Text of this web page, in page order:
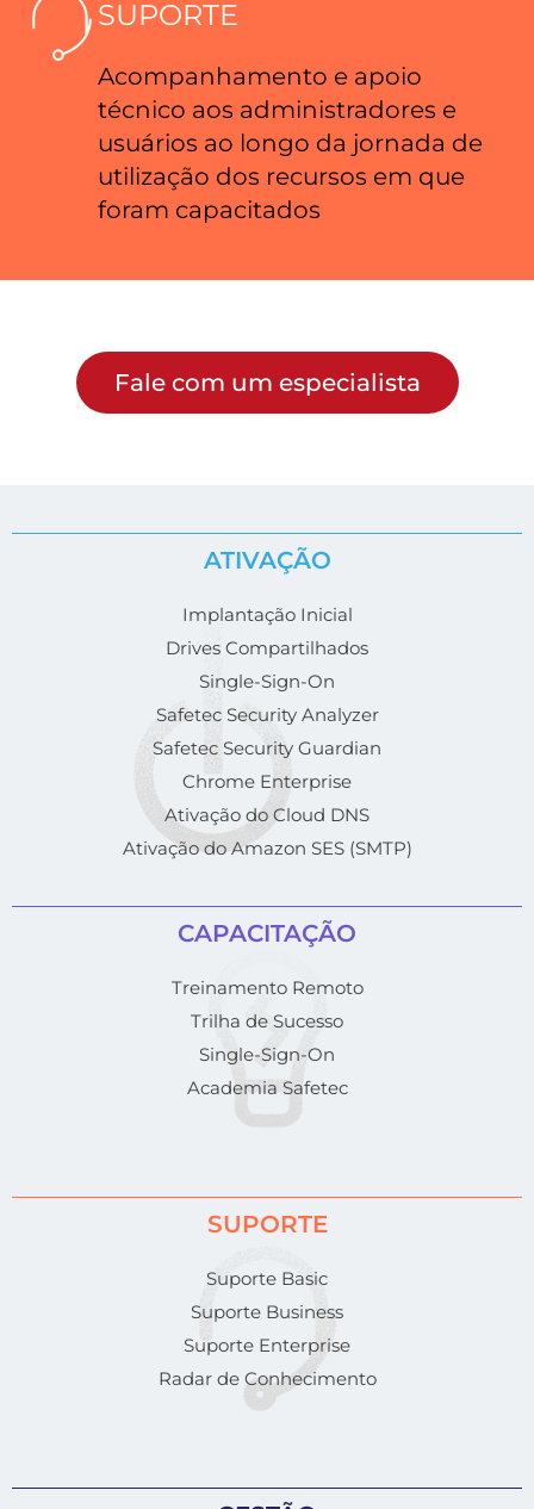
SUPORTE
Acompanhamento e apoio
técnico aos administradores e
usuários ao longo da jornada de
utilização dos recursos em que
foram capacitados
Fale com um especialista
ATIVAÇÃO
Implantação Inicial
Drives Compartilhados
Single-Sign-On
Safetec Security Analyzer
Safetec Security Guardian
Chrome Enterprise
Ativação do Cloud DNS
Ativação do Amazon SES (SMTP)
CAPACITAÇÃO
Treinamento Remoto
Trilha de Sucesso
Single-Sign-On
Academia Safetec
SUPORTE
Suporte Basic
Suporte Business
Suporte Enterprise
Radar de Conhecimento